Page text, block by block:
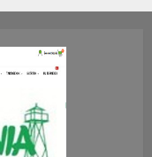
CSÜTÖRTÖK.
0